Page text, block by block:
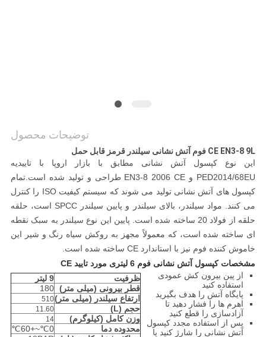
حریم
خصوصی
توضیحات محصول
CE EN3-8 9L فوم آتش نشانی سیلندر قرمز قابل حمل
این نوع کپسول آتش نشانی مطابق با بازار اروپا با تاییدیه
PED2014/68EU و EN3-8 2006 CE طراحی و تولید شده است.تمام
کپسول های آتش نشانی تولید می شوند که سیستم کیفیت ISO را کنترل
می کنند. مواد سیلندر، بالای سیلندر و پایین سیلندر SPCC است، حلقه
حلقه از فولاد 20 ساخته شده است. پایین این نوع سیلندر به سبک نقطه
ای ساخته شده است، که معمولاً مجهز به روکش سیاه رنگ و شیر این
خاموش کننده فوم نیز با استاندارد CE ساخته شده است.
مشخصات کپسول آتش نشانی فوم 6 لیتری مورد تایید CE
ظرفیت
9 لیتر
قطر بیرونی (میلی متر) 180
ارتفاع سیلندر (میلی متر)510
حجم (L) 11.60
وزن کامل (کیلوگرم) 14
محدوده دما
0℃~+60℃
از پین بیرون کش عمودی
استفاده کنید
پایگاه آتش را هدف بگیرید
اهرم ها را فشار دهید تا
آزادسازی را قطع کنید
پس از استفاده مجدد کپسول
آتش نشانی را شارژ کنید یا